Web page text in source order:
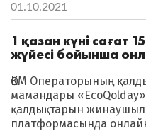
01.10.2021
1 қазан күні сағат
жүйесі бойынша
ӨКМ Операторының
мамандары
қалдықтарын
платформасында